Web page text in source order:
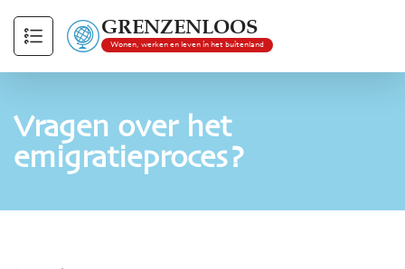
GRENZENLOOS
Wonen, werken en leven in het buitenland
Vragen over het
emigratieproces?